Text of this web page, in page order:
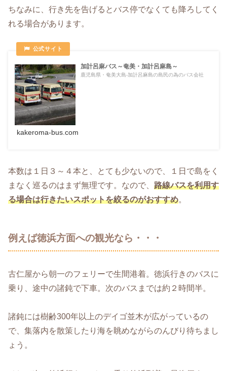
ちなみに、行き先を告げるとバス停でなくても降ろしてく
れる場合があります。
加計呂麻バス～奄美・加計呂麻島～
鹿児島県・奄美大島-加計呂麻島の島民の為のバス会社
kakeroma-bus.com
本数は１日３～４本と、とても少ないので、１日で島をく
まなく巡るのはまず無理です。なので、 路線バスを利用す
る場合は行きたいスポットを絞るのがおすすめ。
例えば徳浜方面への観光なら・・・
古仁屋から朝一のフェリーで生間港着。徳浜行きのバスに
乗り、途中の諸鈍で下車。次のバスまでは約２時間半。
諸鈍には樹齢300年以上のデイゴ並木が広がっているの
で、集落内を散策したり海を眺めながらのんびり待ちまし
ょう。